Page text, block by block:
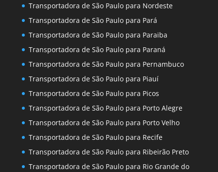
Transportadora de São Paulo para Nordeste
Transportadora de São Paulo para Pará
Transportadora de São Paulo para Paraiba
Transportadora de São Paulo para Paraná
Transportadora de São Paulo para Pernambuco
Transportadora de São Paulo para Piauí
Transportadora de São Paulo para Picos
Transportadora de São Paulo para Porto Alegre
Transportadora de São Paulo para Porto Velho
Transportadora de São Paulo para Recife
Transportadora de São Paulo para Ribeirão Preto
Transportadora de São Paulo para Rio Grande do